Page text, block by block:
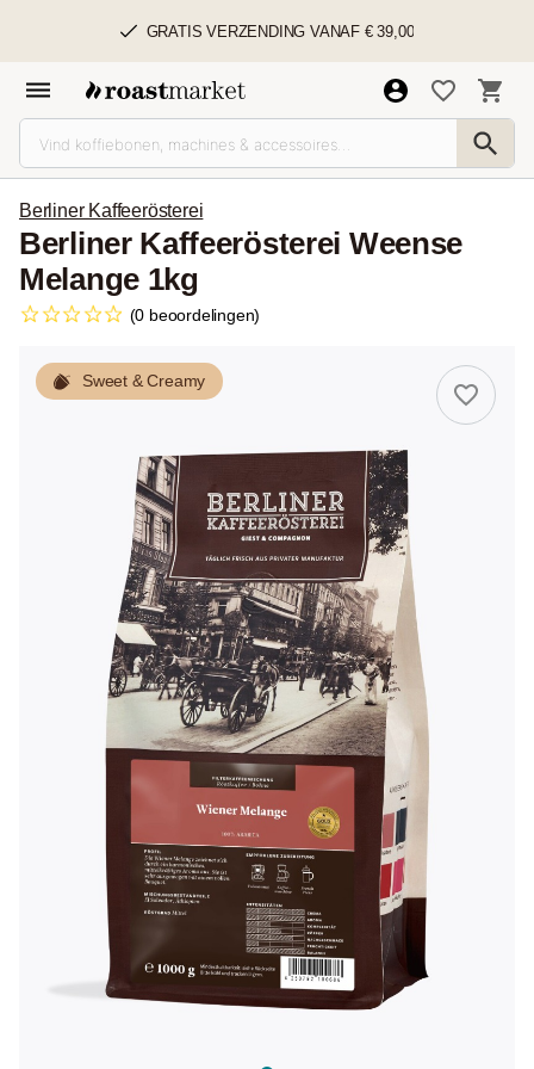
GRATIS VERZENDING VANAF € 39,00
Berliner Kaffeerösterei
Berliner Kaffeerösterei Weense
Melange 1kg
(0 beoordelingen)
Sweet & Creamy